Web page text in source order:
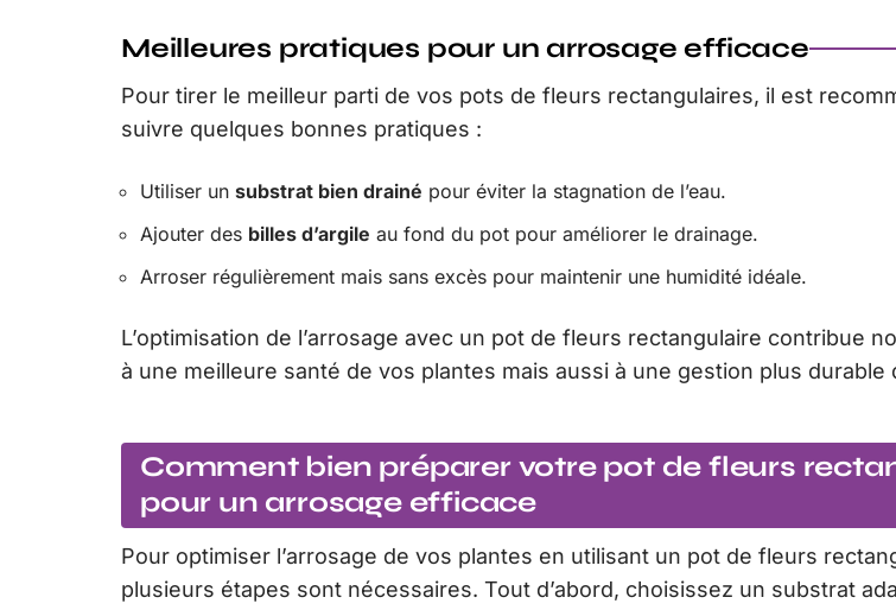
Meilleures pratiques pour un arrosage efficace
Pour tirer le meilleur parti de vos pots de fleurs rectangulaires, il est
suivre quelques bonnes pratiques :
Utiliser un substrat bien drainé pour éviter la stagnation de l’eau.
Ajouter des billes d’argile au fond du pot pour améliorer le drainage.
Arroser régulièrement mais sans excès pour maintenir une humidité idéale.
L’optimisation de l’arrosage avec un pot de fleurs rectangulaire contribue
à une meilleure santé de vos plantes mais aussi à une gestion plus durable
Comment bien préparer votre pot de fleurs
pour un arrosage efficace
Pour optimiser l’arrosage de vos plantes en utilisant un pot de fleurs
plusieurs étapes sont nécessaires. Tout d’abord, choisissez un substrat